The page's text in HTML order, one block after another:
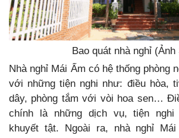
Bao quát nhà nghỉ (Ảnh
Nhà nghỉ Mái Ấm có hệ thống phòng
với những tiện nghi như: điều hòa,
dây, phòng tắm với vòi hoa sen…
chính là những dịch vụ, tiện nghi
khuyết tật. Ngoài ra, nhà nghỉ